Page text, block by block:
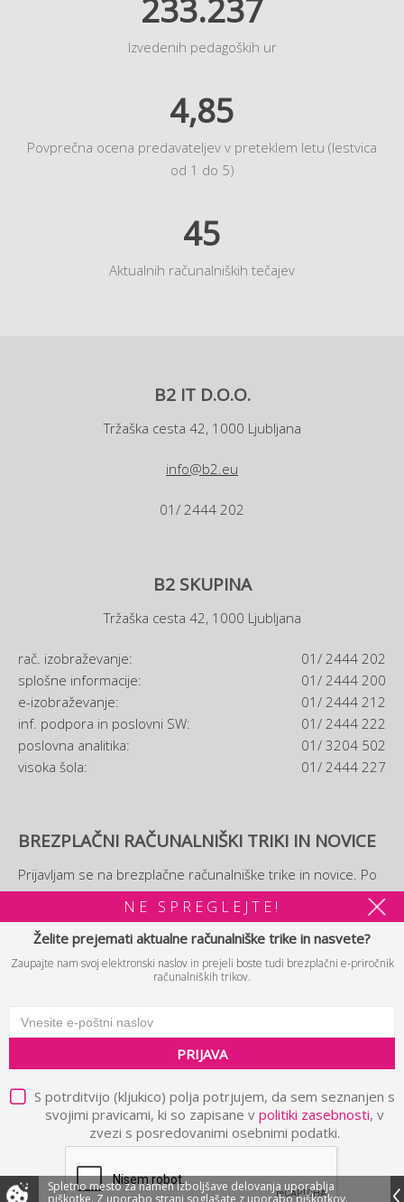
233.237
Izvedenih pedagoških ur
4,85
Povprečna ocena predavateljev v preteklem letu (lestvica
od 1 do 5)
45
Aktualnih računalniških tečajev
B2 IT D.O.O.
Tržaška cesta 42, 1000 Ljubljana
info@b2.eu
01/ 2444 202
B2 SKUPINA
Tržaška cesta 42, 1000 Ljubljana
rač. izobraževanje:
01/ 2444 202
splošne informacije:
01/ 2444 200
e-izobraževanje:
01/ 2444 212
inf. podpora in poslovni SW:
01/ 2444 222
poslovna analitika:
01/ 3204 502
visoka šola:
01/ 2444 227
BREZPLAČNI RAČUNALNIŠKI TRIKI IN NOVICE
Prijavljam se na brezplačne računalniške trike in novice. Po
prijavi si boste lahko ogledali tudi brezplačnie-priročnik
računalniških trikov.
PRIJAVA
© 2026 B2 d.o.o. Vse pravice pridržane.| Politika zasebnosti in
pravna obvestila
| Piškotki | Avtorji
Spletno mesto za namen izboljšave delovanja uporablja
piškotke. Z uporabo strani soglašate z uporabo piškotkov.
NE SPREGLEJTE!
Želite prejemati aktualne računalniške trike in nasvete?
Zaupajte nam svoj elektronski naslov in prejeli boste tudi brezplačni e-priročnik
računalniških trikov.
PRIJAVA
S potrditvijo (kljukico) polja potrjujem, da sem seznanjen s
svojimi pravicami, ki so zapisane v politiki zasebnosti, v
zvezi s posredovanimi osebnimi podatki.